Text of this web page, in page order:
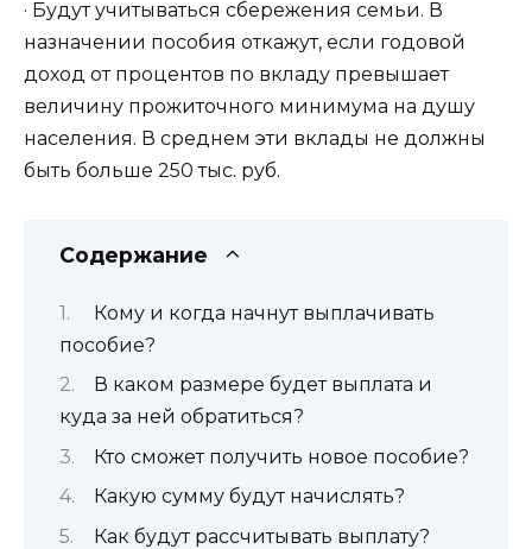
· Будут учитываться сбережения семьи. В
назначении пособия откажут, если годовой
доход от процентов по вкладу превышает
величину прожиточного минимума на душу
населения. В среднем эти вклады не должны
быть больше 250 тыс. руб.
Содержание
Кому и когда начнут выплачивать
пособие?
В каком размере будет выплата и
куда за ней обратиться?
Кто сможет получить новое пособие?
Какую сумму будут начислять?
Как будут рассчитывать выплату?